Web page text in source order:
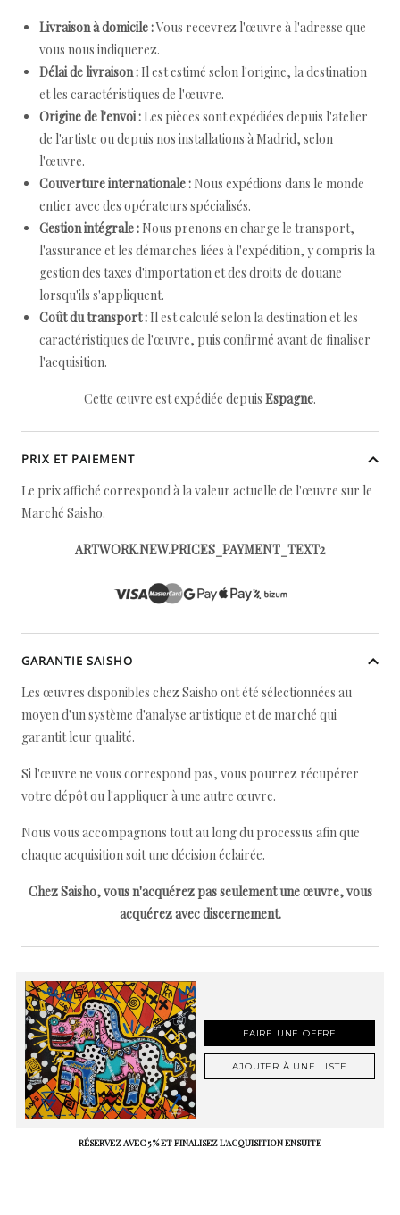
Livraison à domicile :Vous recevrez l'œuvre à l'adresse que
vous nous indiquerez.
Délai de livraison : Il est estimé selon l'origine, la destination
et les caractéristiques de l'œuvre.
Origine de l'envoi : Les pièces sont expédiées depuis l'atelier
de l'artiste ou depuis nos installations à Madrid, selon
l'œuvre.
Couverture internationale : Nous expédions dans le monde
entier avec des opérateurs spécialisés.
Gestion intégrale : Nous prenons en charge le transport,
l'assurance et les démarches liées à l'expédition, y compris la
gestion des taxes d'importation et des droits de douane
lorsqu'ils s'appliquent.
Coût du transport : Il est calculé selon la destination et les
caractéristiques de l'œuvre, puis confirmé avant de finaliser
l'acquisition.
Cette œuvre est expédiée depuis Espagne.
PRIX ET PAIEMENT
Le prix affiché correspond à la valeur actuelle de l'œuvre sur le
Marché Saisho.
ARTWORK.NEW.PRICES_PAYMENT_TEXT2
GARANTIE SAISHO
Les œuvres disponibles chez Saisho ont été sélectionnées au
moyen d'un système d'analyse artistique et de marché qui
garantit leur qualité.
Si l'œuvre ne vous correspond pas, vous pourrez récupérer
votre dépôt ou l'appliquer à une autre œuvre.
Nous vous accompagnons tout au long du processus afin que
chaque acquisition soit une décision éclairée.
Chez Saisho, vous n'acquérez pas seulement une œuvre, vous
acquérez avec discernement.
FAIRE UNE OFFRE
AJOUTER À UNE LISTE
RÉSERVEZ AVEC 5 % ET FINALISEZ L'ACQUISITION ENSUITE